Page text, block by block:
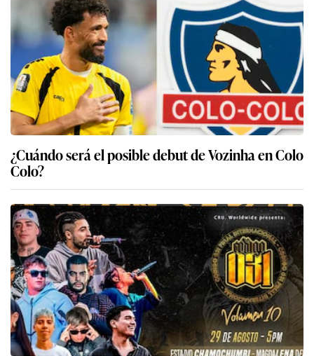
¿Cuándo será el posible debut de Vozinha en Colo
Colo?